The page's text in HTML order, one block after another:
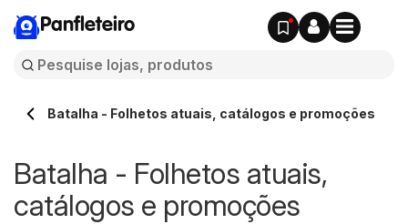
Panfleteiro
Batalha - Folhetos atuais, catálogos e promoções
Batalha - Folhetos atuais,
catálogos e promoções